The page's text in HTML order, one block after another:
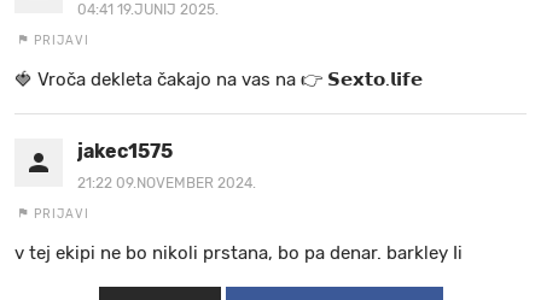
04:41 19.JUNIJ 2025.
PRIJAVI
🍓 V r o č a d e k l e t a ča k a jo na va s n a 👉 𝗦𝗲𝘅𝘁𝗼.𝗹𝗶𝗳𝗲
jakec1575
21:22 09.NOVEMBER 2024.
PRIJAVI
v tej ekipi ne bo nikoli prstana, bo pa denar. barkley Ii